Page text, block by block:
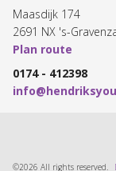
Maasdijk 174
2691 NX 's-
Plan route
0174 - 412398
©2026 All rights reserved.